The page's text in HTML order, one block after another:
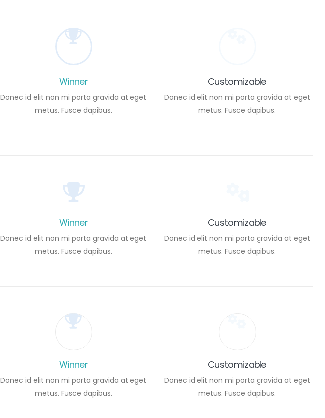
Winner
Donec id elit non mi porta gravida at eget
metus. Fusce dapibus.
Customizable
Donec id elit non mi porta gravida at eget
metus. Fusce dapibus.
Winner
Donec id elit non mi porta gravida at eget
metus. Fusce dapibus.
Customizable
Donec id elit non mi porta gravida at eget
metus. Fusce dapibus.
Winner
Donec id elit non mi porta gravida at eget
metus. Fusce dapibus.
Customizable
Donec id elit non mi porta gravida at eget
metus. Fusce dapibus.